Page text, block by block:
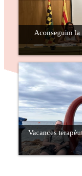
Aconseguim la
Vacances